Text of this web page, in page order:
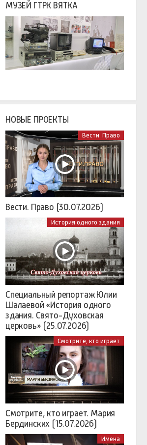
МУЗЕЙ ГТРК ВЯТКА
НОВЫЕ ПРОЕКТЫ
Вести. Право
Вести. Право (30.07.2026)
История одного здания
Специальный репортаж Юлии
Шалаевой «История одного
здания. Свято-Духовская
церковь» (25.07.2026)
Смотрите, кто играет
Смотрите, кто играет. Мария
Бердинских (15.07.2026)
Имена